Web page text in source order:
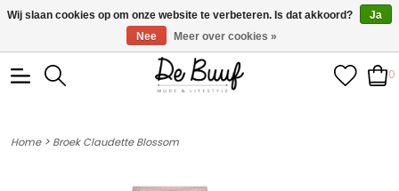
• Wekelijks nieuwe items • Gratis verzending >€100,- •
Verzonden binnen 1-3 werkdagen
0
Home> Broek Claudette Blossom
Wij slaan cookies op om onze website te verbeteren. Is dat akkoord?
Ja
Nee
Meer over cookies »